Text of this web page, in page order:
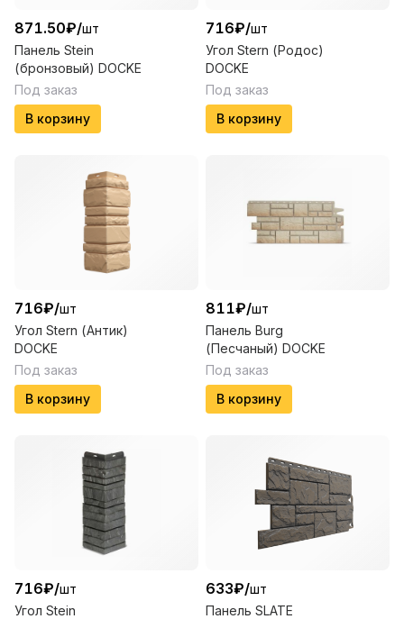
871.50₽/шт
Панель Stein
(бронзовый) DOCKE
Под заказ
В корзину
716₽/шт
Угол Stern (Родос)
DOCKE
Под заказ
В корзину
716₽/шт
Угол Stern (Антик)
DOCKE
Под заказ
В корзину
811₽/шт
Панель Burg
(Песчаный) DOCKE
Под заказ
В корзину
716₽/шт
Угол Stein
633₽/шт
Панель SLATE